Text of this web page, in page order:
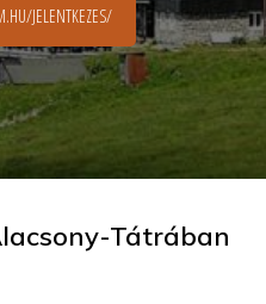
JELENTKEZES/
Tátrában